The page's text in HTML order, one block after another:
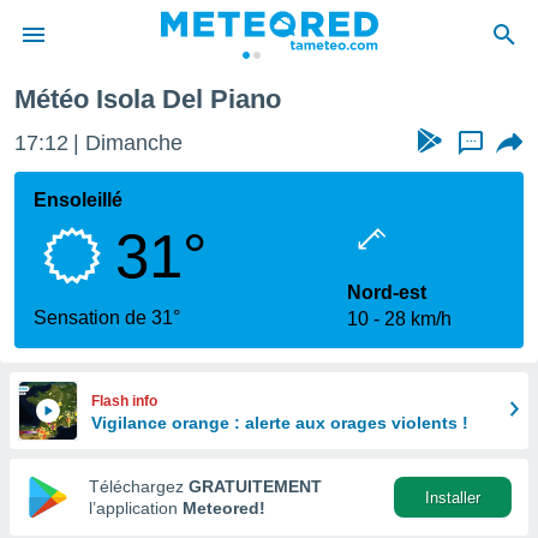
de
Météo Isola Del Piano
17:12 Dimanche ...
Ensoleillé
31°
Sensation de 31°
Nord-est
10
28 km/h
Flash info
Vigilance orange : alerte aux orages violents !
Téléchargez GRATUITEMENT
l’application Meteored!
Installer